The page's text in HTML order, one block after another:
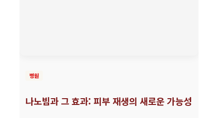
병원
나노빔과 그 효과: 피부 재생의 새로운 가능성